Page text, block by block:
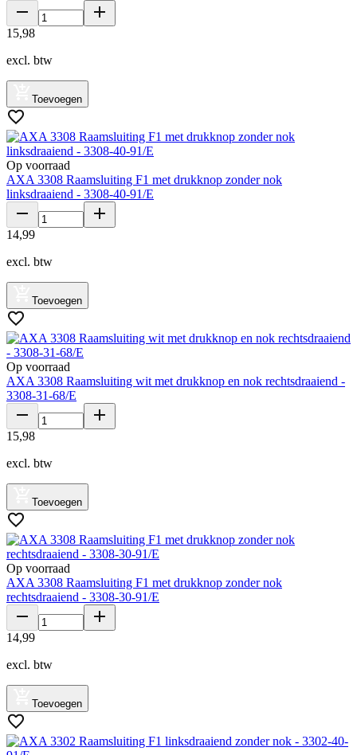
15,98
excl. btw
Toevoegen
Op voorraad
AXA 3308 Raamsluiting F1 met drukknop zonder nok
linksdraaiend - 3308-40-91/E
14,99
excl. btw
Toevoegen
Op voorraad
AXA 3308 Raamsluiting wit met drukknop en nok rechtsdraaiend -
3308-31-68/E
15,98
excl. btw
Toevoegen
Op voorraad
AXA 3308 Raamsluiting F1 met drukknop zonder nok
rechtsdraaiend - 3308-30-91/E
14,99
excl. btw
Toevoegen